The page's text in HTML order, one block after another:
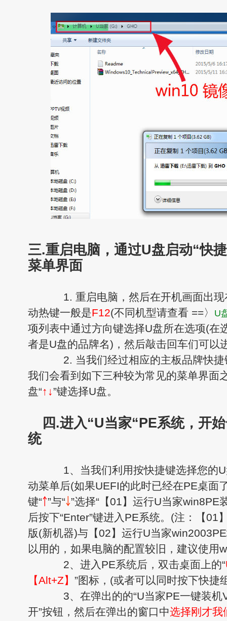
三.重启电脑，通过U盘启动“快
菜单界面
1. 重启电脑，然后在开机画面出现
动热键一般是F12(不同机型请查看 ==〉 U
项列表中通过方向键选择U盘所在选项(在
者是U盘的品牌名)，然后敲击回车们可以
2. 当我们经过相应的主板品牌快捷
我们会看到如下三种较为常见的菜单界面
盘“↑↓”键选择U盘。
四.进入“U当家“PE系统，开
统
1、当我们利用按快捷键选择您的U
动菜单后(如果UEFI的此时已经在PE桌面
键“￪”与“￬”选择“【01】运行U当家win8PE
后按下“Enter”键进入PE系统。(注：【01
版(新机器)与【02】运行U当家
以用的，如果电脑的配置较旧，建议使用
2、进入PE系统后，双击桌面上的“
【Alt+Z】 ”图标，(或者可以同时按下快捷
3、在弹出的的“U当家PE一键装机
开”按钮，然后在弹出的窗口中选择刚才我